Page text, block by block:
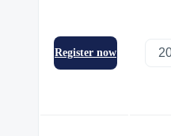
Register now